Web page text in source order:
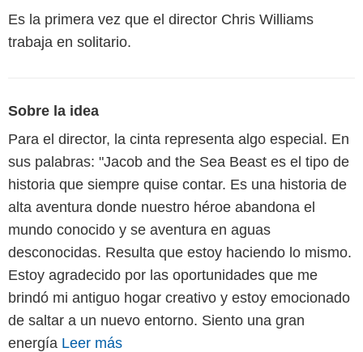
Es la primera vez que el director Chris Williams
trabaja en solitario.
Sobre la idea
Para el director, la cinta representa algo especial. En
sus palabras: "Jacob and the Sea Beast es el tipo de
historia que siempre quise contar. Es una historia de
alta aventura donde nuestro héroe abandona el
mundo conocido y se aventura en aguas
desconocidas. Resulta que estoy haciendo lo mismo.
Estoy agradecido por las oportunidades que me
brindó mi antiguo hogar creativo y estoy emocionado
de saltar a un nuevo entorno. Siento una gran
energía Leer más